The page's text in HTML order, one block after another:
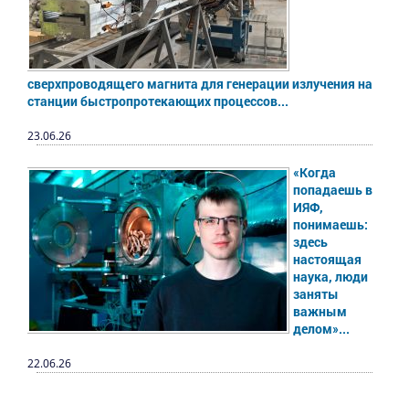
сверхпроводящего магнита для генерации излучения на
станции быстропротекающих процессов...
23.06.26
«Когда
попадаешь в
ИЯФ,
понимаешь:
здесь
настоящая
наука, люди
заняты
важным
делом»...
22.06.26